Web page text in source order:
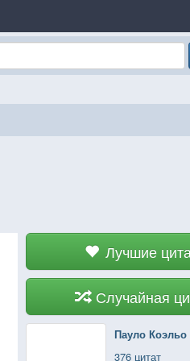
Лучшие
Случайная
Пауло Коэльо
376 цитат